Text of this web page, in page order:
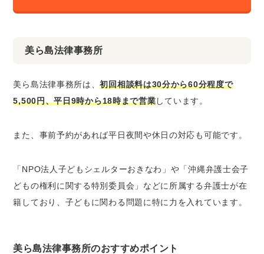
美ら島法律事務所
美ら島法律事務所は、初回相談料は30分から60分程度で
5,500円、平日9時から18時まで営業しています。
また、事前予約があれば平日夜間や休日の対応も可能です。
「NPO法人子どもシェルターおきなわ」や「沖縄弁護士会子
どもの権利に関する特別委員会」などに所属する弁護士が在
籍しており、子どもに関わる問題に特に力を入れています。
美ら島法律事務所のおすすめポイント